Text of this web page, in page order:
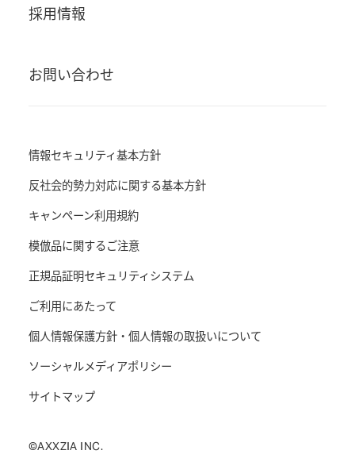
採用情報
お問い合わせ
情報セキュリティ基本方針
反社会的勢力対応に関する基本方針
キャンペーン利用規約
模倣品に関するご注意
正規品証明セキュリティシステム
ご利用にあたって
個人情報保護方針・個人情報の取扱いについて
ソーシャルメディアポリシー
サイトマップ
©AXXZIA INC.